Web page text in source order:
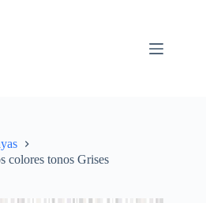
colores tonos Grises